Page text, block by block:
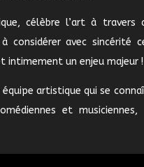
célèbre l’art à travers
avec sincérité
intimement un enjeu majeur !
artistique qui se
et musiciennes,